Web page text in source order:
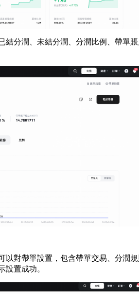
結分潤、未結分潤、分潤比例、帶單
以對帶單設置，包含帶單交易、分潤
設置成功。